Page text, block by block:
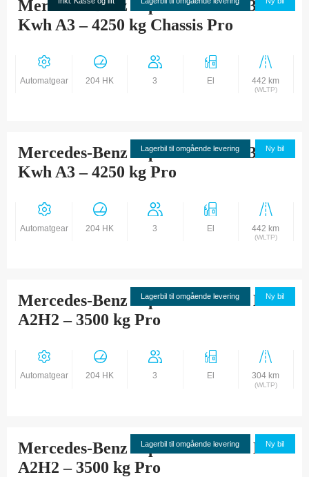
Mercedes-Benz eSprinter 420 113
Kwh A3 – 4250 kg Chassis Pro
Automatgear 204 HK 3 El 442 km
(WLTP)
Lagerbil til omgående levering Ny bil
Mercedes-Benz eSprinter 420 113
Kwh A3 – 4250 kg Pro
Automatgear 204 HK 3 El 442 km
(WLTP)
Lagerbil til omgående levering Ny bil
Mercedes-Benz eSprinter 320 81 Kwh
A2H2 – 3500 kg Pro
Automatgear 204 HK 3 El 304 km
(WLTP)
Lagerbil til omgående levering Ny bil
Mercedes-Benz eSprinter 314 81 Kwh
A2H2 – 3500 kg Pro